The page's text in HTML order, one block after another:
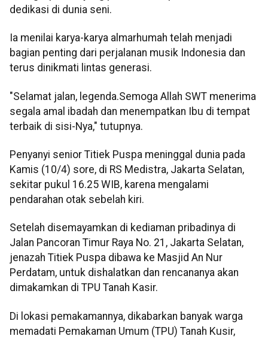
dedikasi di dunia seni.
Ia menilai karya-karya almarhumah telah menjadi
bagian penting dari perjalanan musik Indonesia dan
terus dinikmati lintas generasi.
"Selamat jalan, legenda.Semoga Allah SWT menerima
segala amal ibadah dan menempatkan Ibu di tempat
terbaik di sisi-Nya," tutupnya.
Penyanyi senior Titiek Puspa meninggal dunia pada
Kamis (10/4) sore, di RS Medistra, Jakarta Selatan,
sekitar pukul 16.25 WIB, karena mengalami
pendarahan otak sebelah kiri.
Setelah disemayamkan di kediaman pribadinya di
Jalan Pancoran Timur Raya No. 21, Jakarta Selatan,
jenazah Titiek Puspa dibawa ke Masjid An Nur
Perdatam, untuk dishalatkan dan rencananya akan
dimakamkan di TPU Tanah Kasir.
Di lokasi pemakamannya, dikabarkan banyak warga
memadati Pemakaman Umum (TPU) Tanah Kusir,